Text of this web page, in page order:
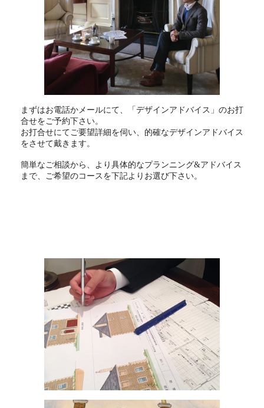
まずはお電話かメールにて、「デザインアドバイス」のお打
合せをご予約下さい。
お打合せにてご要望詳細を伺い、的確なデザインアドバイス
をさせて戴きます。
簡単なご相談から、より具体的なプランニング&アドバイス
まで、ご希望のコースを下記よりお選び下さい。